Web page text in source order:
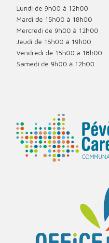
Lundi de 9h00 à 12h00
Mardi de 15h00 à 18h00
Mercredi de 9h00 à 12h00
Jeudi de 15h00 à 19h00
Vendredi de 15h00 à 18h00
Samedi de 9h00 à 12h00